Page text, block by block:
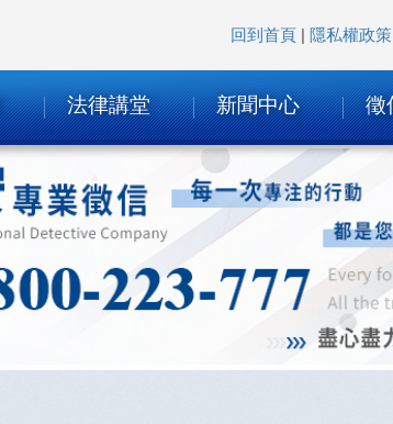
回到首頁 | 隱私權政策
法律講堂 新聞中心 徵